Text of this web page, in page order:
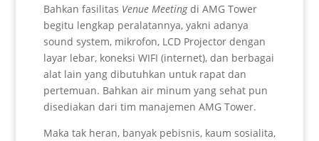
Bahkan fasilitas Venue Meetingdi AMG Tower
begitu lengkap peralatannya, yakni adanya
sound system, mikrofon, LCD Projector dengan
layar lebar, koneksi WIFI (internet), dan berbagai
alat lain yang dibutuhkan untuk rapat dan
pertemuan. Bahkan air minum yang sehat pun
disediakan dari tim manajemen AMG Tower.
Maka tak heran, banyak pebisnis, kaum sosialita,